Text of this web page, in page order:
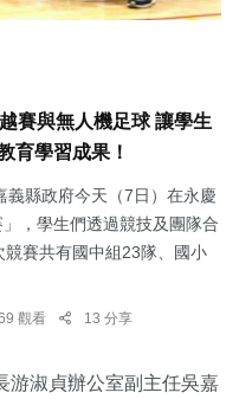
賽與無人機足球 讓學生
育學習成果！
義縣政府今天（7日）在永慶
，學生們透過競技及團隊合
賽共有國中組23隊、國小
觀看 13 分享